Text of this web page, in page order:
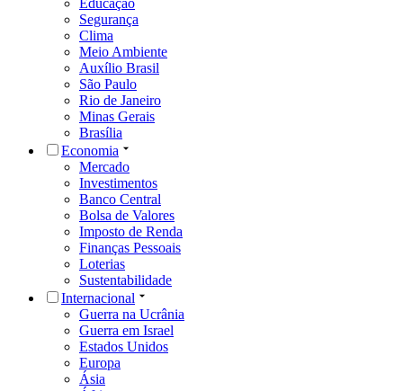
Segurança
Clima
Meio Ambiente
Auxílio Brasil
São Paulo
Rio de Janeiro
Minas Gerais
Brasília
Economia
Mercado
Investimentos
Banco Central
Bolsa de Valores
Imposto de Renda
Finanças Pessoais
Loterias
Sustentabilidade
Internacional
Guerra na Ucrânia
Guerra em Israel
Estados Unidos
Europa
Ásia